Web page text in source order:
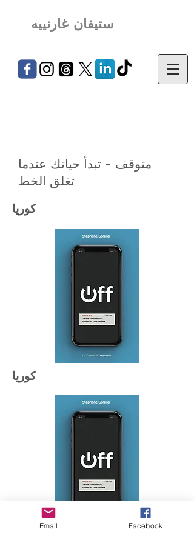
ستيفان غارنييه
متوقف - تبدأ حياتك عندما
تغلق الخط
كوريا
كوريا
Email Facebook